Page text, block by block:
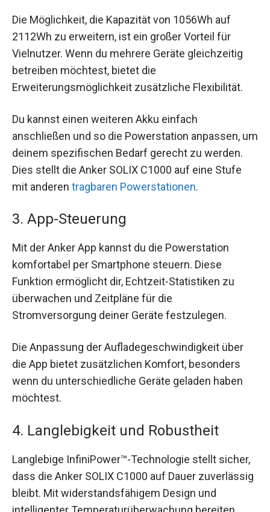
Die Möglichkeit, die Kapazität von 1056Wh auf
2112Wh zu erweitern, ist ein großer Vorteil für
Vielnutzer. Wenn du mehrere Geräte gleichzeitig
betreiben möchtest, bietet die
Erweiterungsmöglichkeit zusätzliche Flexibilität.
Du kannst einen weiteren Akku einfach
anschließen und so die Powerstation anpassen, um
deinem spezifischen Bedarf gerecht zu werden.
Dies stellt die Anker SOLIX C1000 auf eine Stufe
mit anderen tragbaren Powerstationen.
3. App-Steuerung
Mit der Anker App kannst du die Powerstation
komfortabel per Smartphone steuern. Diese
Funktion ermöglicht dir, Echtzeit-Statistiken zu
überwachen und Zeitpläne für die
Stromversorgung deiner Geräte festzulegen.
Die Anpassung der Aufladegeschwindigkeit über
die App bietet zusätzlichen Komfort, besonders
wenn du unterschiedliche Geräte geladen haben
möchtest.
4. Langlebigkeit und Robustheit
Langlebige InfiniPower™-Technologie stellt sicher,
dass die Anker SOLIX C1000 auf Dauer zuverlässig
bleibt. Mit widerstandsfähigem Design und